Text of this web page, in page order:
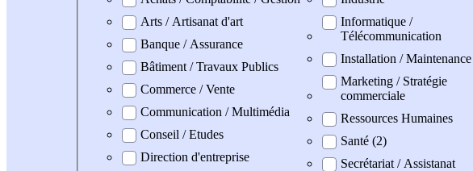
Arts / Artisanat d'art
Banque / Assurance
Bâtiment / Travaux Publics
Commerce / Vente
Communication / Multimédia
Conseil / Etudes
Direction d'entreprise
Informatique /
Télécommunication
Installation / Maintenance
Marketing / Stratégie
commerciale
Ressources Humaines
Santé (2)
Secrétariat / Assistanat